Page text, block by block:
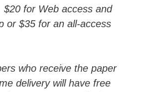
$20 for Web access and
or $35 for an all-access
who receive the paper
delivery will have free